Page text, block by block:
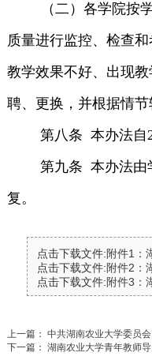
（二）各学院按
质量进行监控、检查
教学效果不好、出现
聘、更换，并根据情
第八条 本办法自
第九条 本办法由
复。
点击下载文件:附件1：
点击下载文件:附件2：
点击下载文件:附件3：
上一篇： 中共湖南农业大学委员
下一篇： 湖南农业大学青年教师